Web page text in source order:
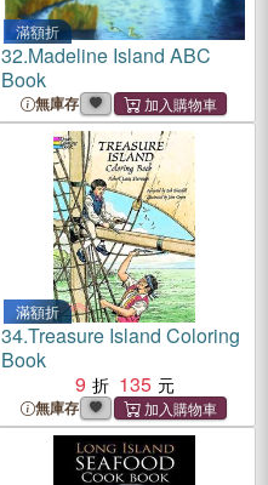
滿額折
32.Madeline Island ABC
Book
無庫存
滿額折
34.Treasure Island Coloring
Book
9
135
無庫存